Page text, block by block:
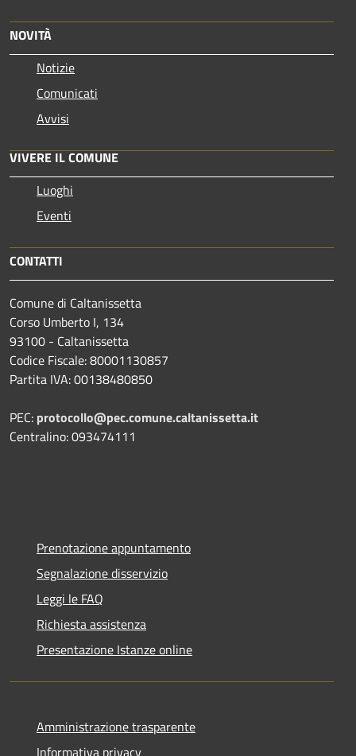
NOVITÀ
Notizie
Comunicati
Avvisi
VIVERE IL COMUNE
Luoghi
Eventi
CONTATTI
Comune di Caltanissetta
Corso Umberto I, 134
93100 - Caltanissetta
Codice Fiscale: 80001130857
Partita IVA: 00138480850
PEC: protocollo@pec.comune.caltanissetta.it
Centralino: 093474111
Prenotazione appuntamento
Segnalazione disservizio
Leggi le FAQ
Richiesta assistenza
Presentazione Istanze online
Amministrazione trasparente
Informativa privacy